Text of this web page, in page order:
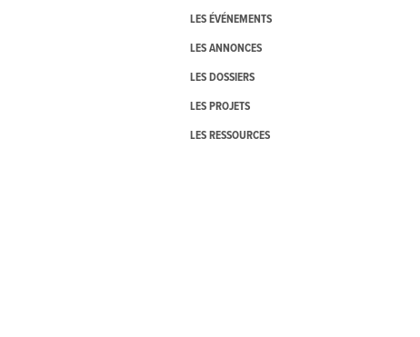
LES ÉVÉNEMENTS
LES ANNONCES
LES DOSSIERS
LES PROJETS
LES RESSOURCES